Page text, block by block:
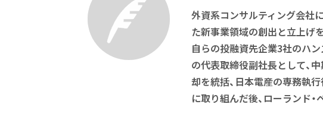
外資系コンサルティング会社
た新事業領域の創出と立上げ
自らの投融資先企業3社のハ
の代表取締役副社長として、
却を統括、日本電産の専務執
に取り組んだ後、ローランド・